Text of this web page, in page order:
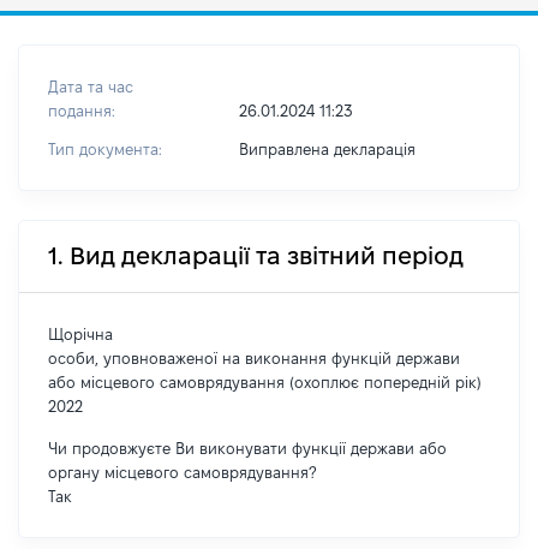
Дата та час
подання:
26.01.2024 11:23
Тип документа: Виправлена декларація
1. Вид декларації та звітний період
Щорічна
особи, уповноваженої на виконання функцій держави
або місцевого самоврядування (охоплює попередній рік)
2022
Чи продовжуєте Ви виконувати функції держави або
органу місцевого самоврядування?
Так